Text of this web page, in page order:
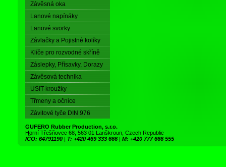
Závěsná oka
Lanové napínáky
Lanové svorky
Závlačky a Pojistné kolíky
Klíče pro rozvodné skříně
Záslepky, Přísavky, Dorazy
Závěsová technika
USIT-kroužky
Třmeny a očnice
Závitové tyče DIN 976
GUFERO Rubber Production, s.r.o.
Horní Třešňovec 68, 563 01 Lanškroun, Czech Republic
IČO: 64791190 | T: +420 469 333 666 | M: +420 777 666 555